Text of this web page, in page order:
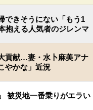
できそうにない「もう1
抱える人気者のジレンマ
貢献…妻・水卜麻美アナ
やかな」近況
被災地一番乗りがエラい